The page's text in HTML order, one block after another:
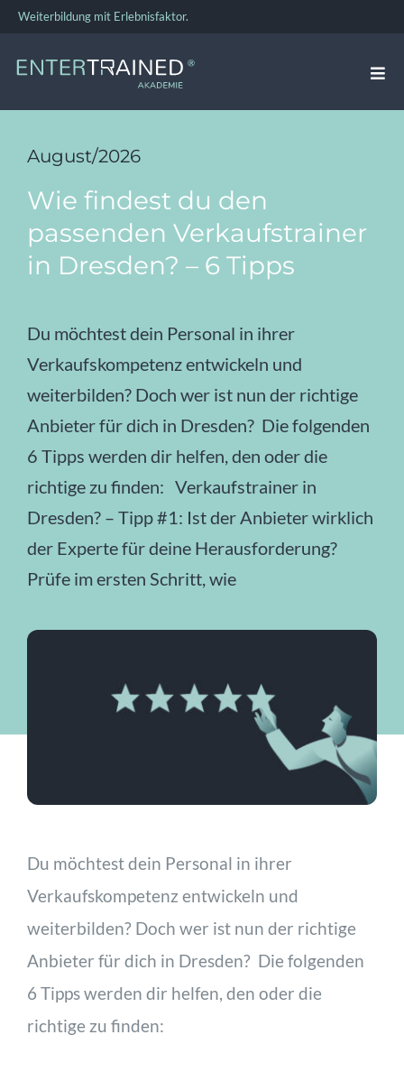
Zum
springen
Weiterbildung mit Erlebnisfaktor.
FÜHRUNGSKRÄFTE-TRAINING
TEAMBUILDING
BUSINESS COACHING
ÜBER UNS
JETZT ANFRAGEN
August/2026
Wie findest du den
passenden Verkaufstrainer
in Dresden? – 6 Tipps
Du möchtest dein Personal in ihrer
Verkaufskompetenz entwickeln und
weiterbilden? Doch wer ist nun der richtige
Anbieter für dich in Dresden? Die folgenden
6 Tipps werden dir helfen, den oder die
richtige zu finden: Verkaufstrainer in
Dresden? – Tipp #1: Ist der Anbieter wirklich
der Experte für deine Herausforderung?
Prüfe im ersten Schritt, wie
Du möchtest dein Personal in ihrer
Verkaufskompetenz entwickeln und
weiterbilden? Doch wer ist nun der richtige
Anbieter für dich in Dresden? Die folgenden
6 Tipps werden dir helfen, den oder die
richtige zu finden: